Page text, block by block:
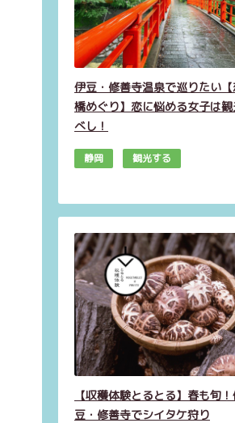
伊豆・修善寺温泉で巡りたい
橋めぐり】恋に悩める女子は
べし！
静岡 観光する
【収穫体験とるとる】春も旬
豆・修善寺でシイタケ狩り